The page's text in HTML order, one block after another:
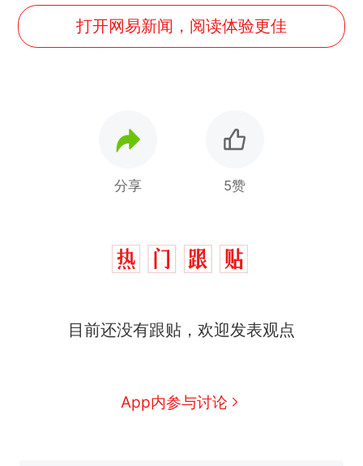
打开网易新闻，阅读体验更佳
分享 5赞
目前还没有跟贴，欢迎发表观点
App内参与讨论
新 全球唯一没有法定首都的国
家，刚改国名，总统就邀请中